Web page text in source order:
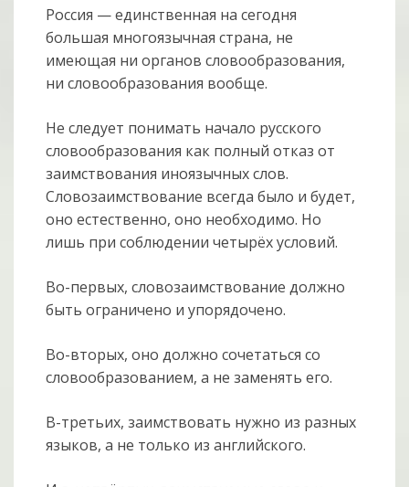
Россия — единственная на сегодня
большая многоязычная страна, не
имеющая ни органов словообразования,
ни словообразования вообще.
Не следует понимать начало русского
словообразования как полный отказ от
заимствования иноязычных слов.
Словозаимствование всегда было и будет,
оно естественно, оно необходимо. Но
лишь при соблюдении четырёх условий.
Во-первых, словозаимствование должно
быть ограничено и упорядочено.
Во-вторых, оно должно сочетаться со
словообразованием, а не заменять его.
В-третьих, заимствовать нужно из разных
языков, а не только из английского.